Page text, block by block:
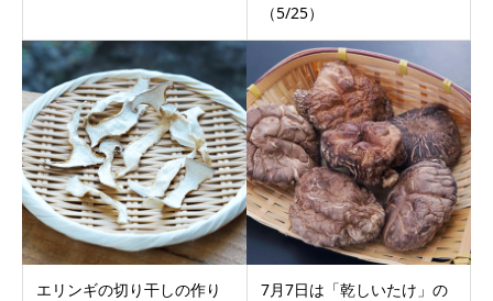
（5/25）
エリンギの切り干しの作り
7月7日は「乾しいたけ」の